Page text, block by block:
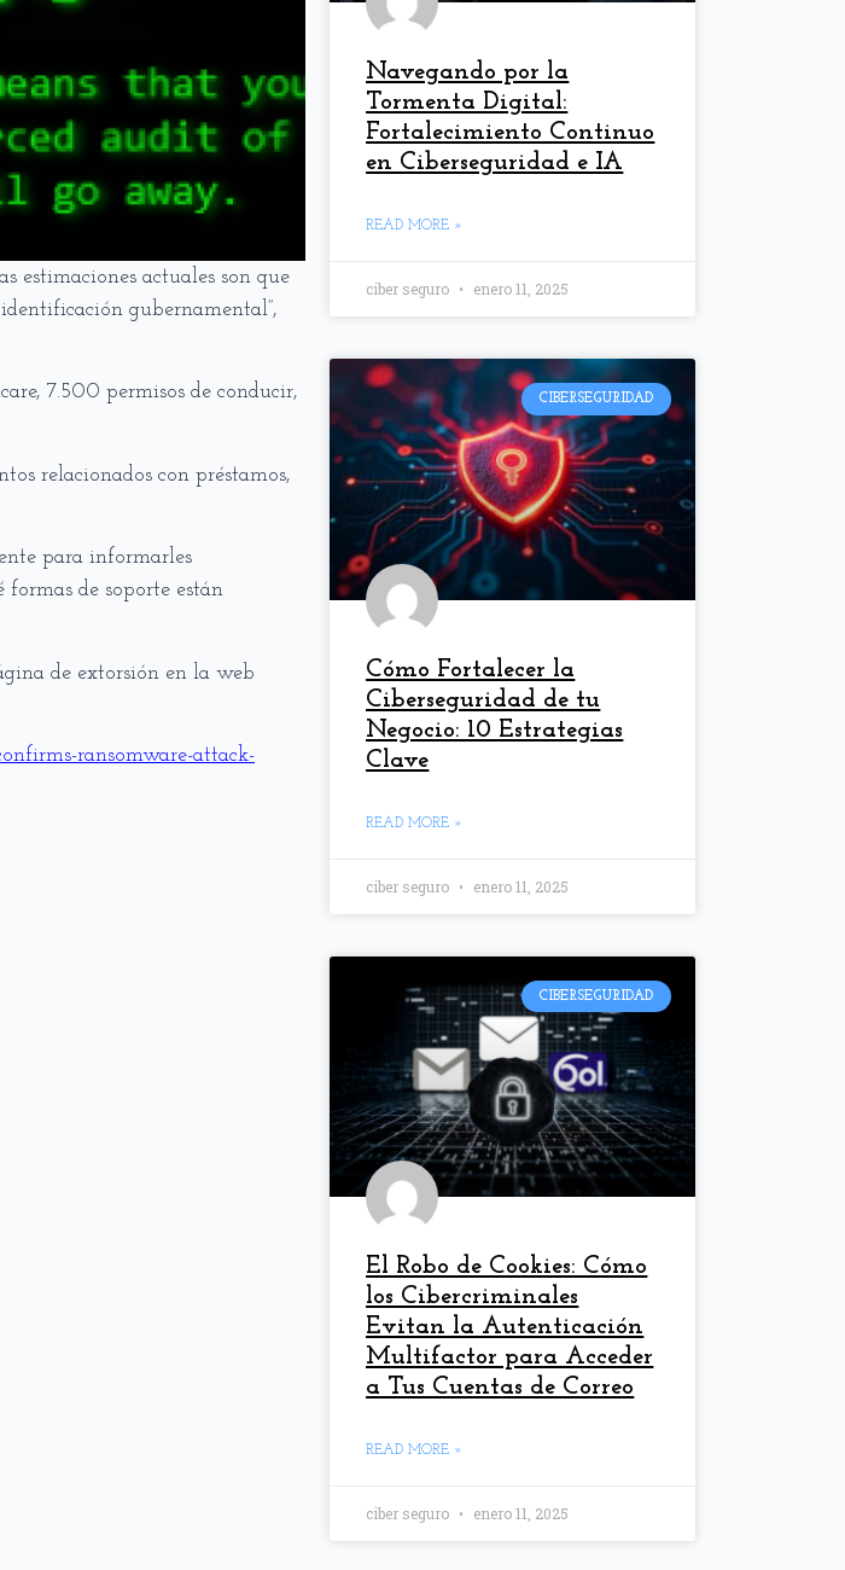
estimaciones actuales son que
gubernamental”,
7.500 permisos de conducir,
relacionados con préstamos,
para informarles
de soporte están
de extorsión en la web
ransomware-attack-
Navegando por la
Tormenta Digital:
Fortalecimiento Continuo
en Ciberseguridad e IA
READ MORE »
ciber seguro enero 11, 2025
CIBERSEGURIDAD
Cómo Fortalecer la
Ciberseguridad de tu
Negocio: 10 Estrategias
Clave
READ MORE »
ciber seguro enero 11, 2025
CIBERSEGURIDAD
El Robo de Cookies: Cómo
los Cibercriminales
Evitan la Autenticación
Multifactor para Acceder
a Tus Cuentas de Correo
READ MORE »
ciber seguro enero 11, 2025